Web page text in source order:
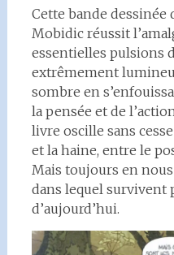
Cette bande dessinée
Mobidic réussit
essentielles pulsions
extrêmement
sombre en
la pensée et de
livre oscille sans
et la haine, entre le
Mais toujours en
dans lequel survivent
d’aujourd’hui.